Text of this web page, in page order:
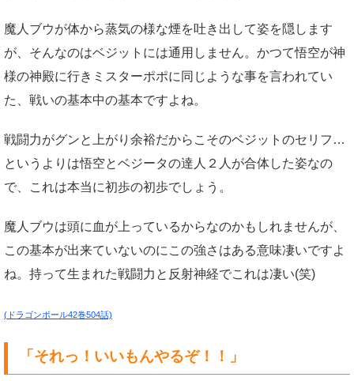
魔人ブウが体から蒸気の様な煙を吐き出して姿を隠します
が、そんなのはベジットには通用しません。かつて悟空が神
様の神殿に行きミスターポポに同じような事を言われてい
た、戦いの基本中の基本ですよね。
戦闘力がグンと上がり余裕だからこそのベジットのセリフ…
というよりは悟空とベジータの達人２人が合体した姿なの
で、これは本当に初歩の初歩でしょう。
魔人ブウは頭に血が上っているからなのかもしれませんが、
この基本が出来ていないのにこの強さはある意味凄いですよ
ね。持って生まれた戦闘力と反射神経でこれは凄い(笑)
(ドラゴンボール42巻504話)
「それっ！いいもんやるぞ！！」